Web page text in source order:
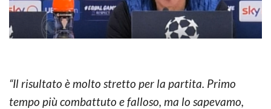
“Il risultato è molto stretto per la partita. Primo
tempo più combattuto e falloso, ma lo sapevamo,